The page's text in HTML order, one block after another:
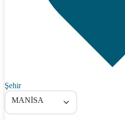
Şehir
MANİSA